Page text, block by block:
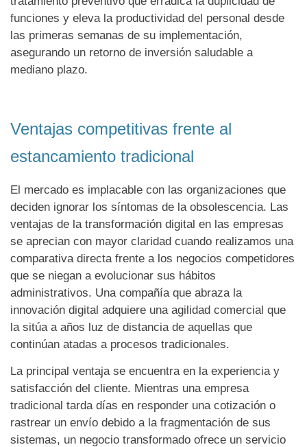
funciones y eleva la productividad del personal desde
las primeras semanas de su implementación,
asegurando un retorno de inversión saludable a
mediano plazo.
Ventajas competitivas frente al
estancamiento tradicional
El mercado es implacable con las organizaciones que
deciden ignorar los síntomas de la obsolescencia. Las
ventajas de la transformación digital en las empresas
se aprecian con mayor claridad cuando realizamos una
comparativa directa frente a los negocios competidores
que se niegan a evolucionar sus hábitos
administrativos. Una compañía que abraza la
innovación digital adquiere una agilidad comercial que
la sitúa a años luz de distancia de aquellas que
continúan atadas a procesos tradicionales.
La principal ventaja se encuentra en la experiencia y
satisfacción del cliente. Mientras una empresa
tradicional tarda días en responder una cotización o
rastrear un envío debido a la fragmentación de sus
sistemas, un negocio transformado ofrece un servicio